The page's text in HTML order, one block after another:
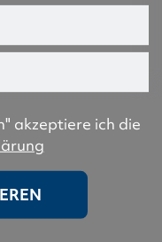
akzeptiere ich die